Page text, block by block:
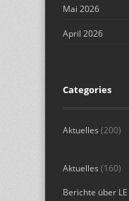
Mai 2026
April 2026
Categories
Aktuelles (200)
Aktuelles (160)
Berichte über LE